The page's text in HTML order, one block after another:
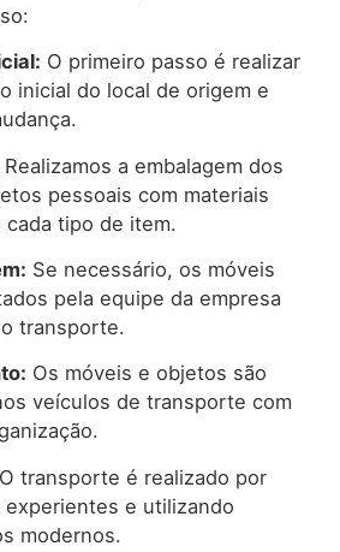
O primeiro passo é realizar
inicial do local de origem e
Realizamos a embalagem dos
pessoais com materiais
cada tipo de item.
Se necessário, os móveis
pela equipe da empresa
transporte.
Os móveis e objetos são
veículos de transporte com
O transporte é realizado por
experientes e utilizando
modernos.